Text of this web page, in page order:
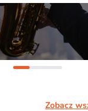
Zobacz